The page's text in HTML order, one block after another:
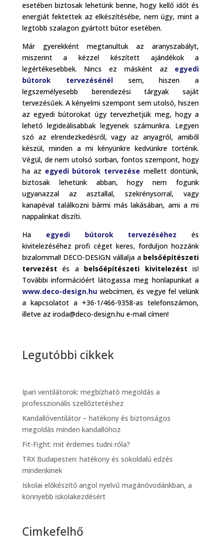
esetében biztosak lehetünk benne, hogy kellő időt és
energiát fektettek az elkészítésébe, nem úgy, mint a
legtöbb szalagon gyártott bútor esetében.
Már gyerekként megtanultuk az aranyszabályt,
miszerint a kézzel készített ajándékok a
legértékesebbek. Nincs ez másként az egyedi
bútorok tervezésénélsem, hiszen a
legszemélyesebb berendezési tárgyak saját
tervezésűek. A kényelmi szempont sem utolsó, hiszen
az egyedi bútorokat úgy tervezhetjük meg, hogy a
lehető legideálisabbak legyenek számunkra. Legyen
szó az elrendezkedésről, vagy az anyagról, amiből
készül, minden a mi kényünkre kedvünkre történik.
Végül, de nem utolsó sorban, fontos szempont, hogy
ha az egyedi bútorok tervezése mellett döntünk,
biztosak lehetünk abban, hogy nem fogunk
ugyanazzal az asztallal, szekrénysorral, vagy
kanapéval találkozni bármi más lakásában, ami a mi
nappalinkat díszíti.
Ha egyedi bútorok tervezéséhez és
kivitelezéséhez profi céget keres, forduljon hozzánk
bizalommal! DECO-DESIGN vállalja a belsőépítészeti
tervezést és a belsőépítészeti kivitelezést is!
További információért látogassa meg honlapunkat a
www.deco-design.huwebcímen, és vegye fel velünk
a kapcsolatot a +36-1/466-9358-as telefonszámon,
illetve az iroda@deco-design.hu e-mail címen!
Legutóbbi cikkek
Ipari ventilátorok: megbízható megoldás a
professzionális szellőztetéshez
Kandallóventilátor – hatékony és biztonságos
megoldás minden kandallóhoz
Fit-Fight: mit érdemes tudni róla?
TRX Budapesten: hatékony és sokoldalú edzés
mindenkinek
Iskolai előkészítő angol nyelvű magánóvodánkban, a
könnyebb iskolakezdésért
Cimkefelhő